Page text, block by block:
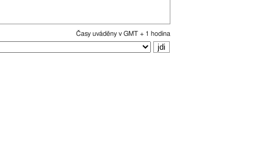
Časy uváděny v GMT + 1 hodina